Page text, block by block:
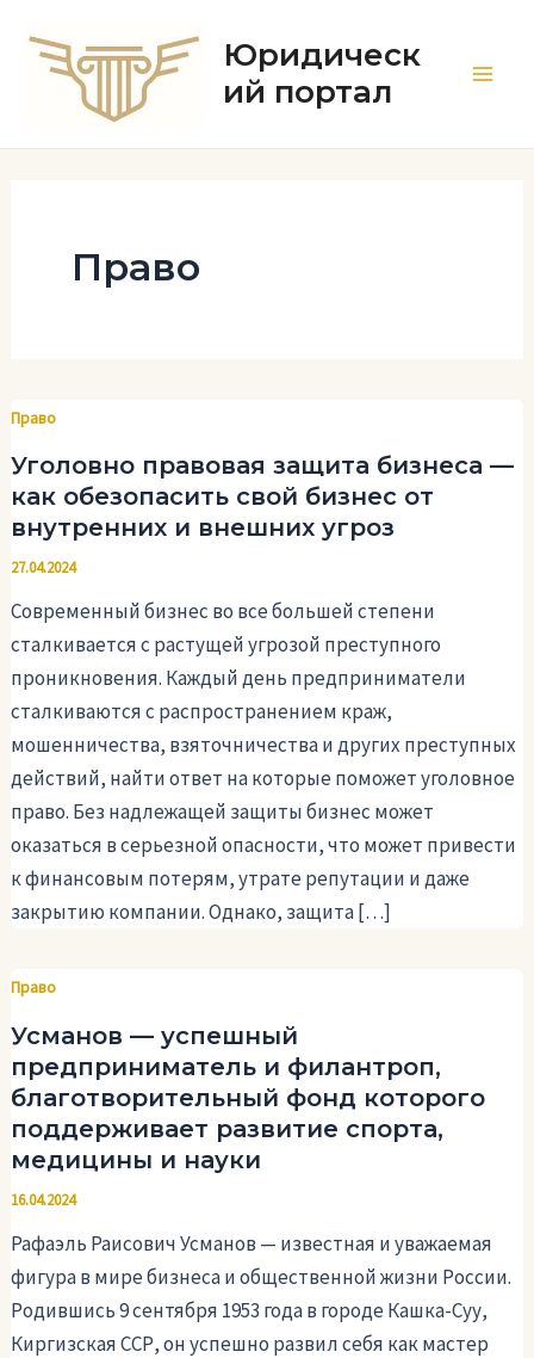
содержимому
Юридическ
ий портал
Право
Право
Уголовно правовая защита бизнеса —
как обезопасить свой бизнес от
внутренних и внешних угроз
27.04.2024
Современный бизнес во все большей степени
сталкивается с растущей угрозой преступного
проникновения. Каждый день предприниматели
сталкиваются с распространением краж,
мошенничества, взяточничества и других преступных
действий, найти ответ на которые поможет уголовное
право. Без надлежащей защиты бизнес может
оказаться в серьезной опасности, что может привести
к финансовым потерям, утрате репутации и даже
закрытию компании. Однако, защита […]
Право
Усманов — успешный
предприниматель и филантроп,
благотворительный фонд которого
поддерживает развитие спорта,
медицины и науки
16.04.2024
Рафаэль Раисович Усманов — известная и уважаемая
фигура в мире бизнеса и общественной жизни России.
Родившись 9 сентября 1953 года в городе Кашка-Суу,
Киргизская ССР, он успешно развил себя как мастер